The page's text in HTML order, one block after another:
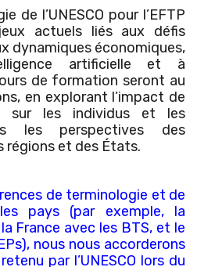
de l’UNESCO pour l’EFTP
actuels liés aux défis
dynamiques économiques,
artificielle et à
de formation seront au
en explorant l’impact de
sur les individus et les
les perspectives des
régions et des États.
de terminologie et de
pays (par exemple, la
France avec les BTS, et le
nous nous accorderons
par l’UNESCO lors du